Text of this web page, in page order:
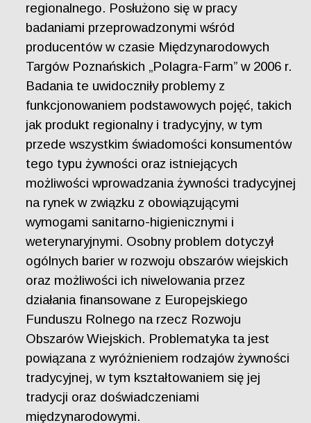
regionalnego. Posłużono się w pracy
badaniami przeprowadzonymi wśród
producentów w czasie Międzynarodowych
Targów Poznańskich „Polagra-Farm” w 2006 r.
Badania te uwidoczniły problemy z
funkcjonowaniem podstawowych pojęć, takich
jak produkt regionalny i tradycyjny, w tym
przede wszystkim świadomości konsumentów
tego typu żywności oraz istniejących
możliwości wprowadzania żywności tradycyjnej
na rynek w związku z obowiązującymi
wymogami sanitarno-higienicznymi i
weterynaryjnymi. Osobny problem dotyczył
ogólnych barier w rozwoju obszarów wiejskich
oraz możliwości ich niwelowania przez
działania finansowane z Europejskiego
Funduszu Rolnego na rzecz Rozwoju
Obszarów Wiejskich. Problematyka ta jest
powiązana z wyróżnieniem rodzajów żywności
tradycyjnej, w tym kształtowaniem się jej
tradycji oraz doświadczeniami
międzynarodowymi.